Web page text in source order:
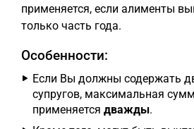
применяется, если алименты
только часть года.
Особенности:
Если Вы должны содержать
супругов, максимальная
применяется дважды.